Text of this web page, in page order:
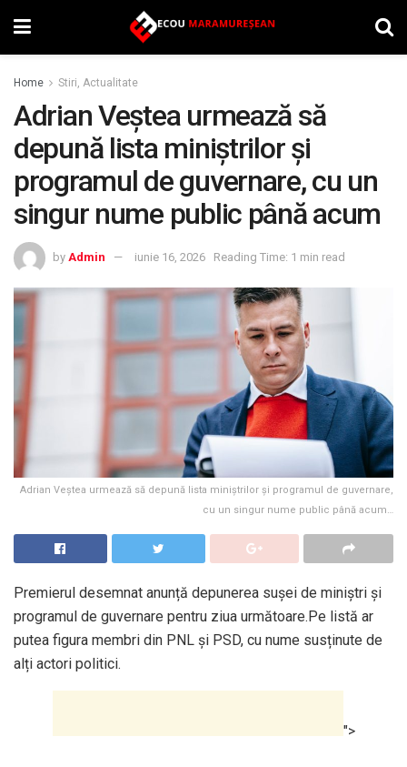
Home Stiri, Actualitate
Adrian Veștea urmează să
depună lista miniștrilor și
programul de guvernare, cu un
singur nume public până acum
by Admin iunie 16, 2026 Reading Time: 1 min read
Adrian Veștea urmează să depună lista miniștrilor și programul de guvernare,
cu un singur nume public până acum…
Premierul desemnat anunță depunerea sușei de miniștri și
programul de guvernare pentru ziua următoare.Pe listă ar
putea figura membri din PNL și PSD, cu nume susținute de
alți actori politici.
">